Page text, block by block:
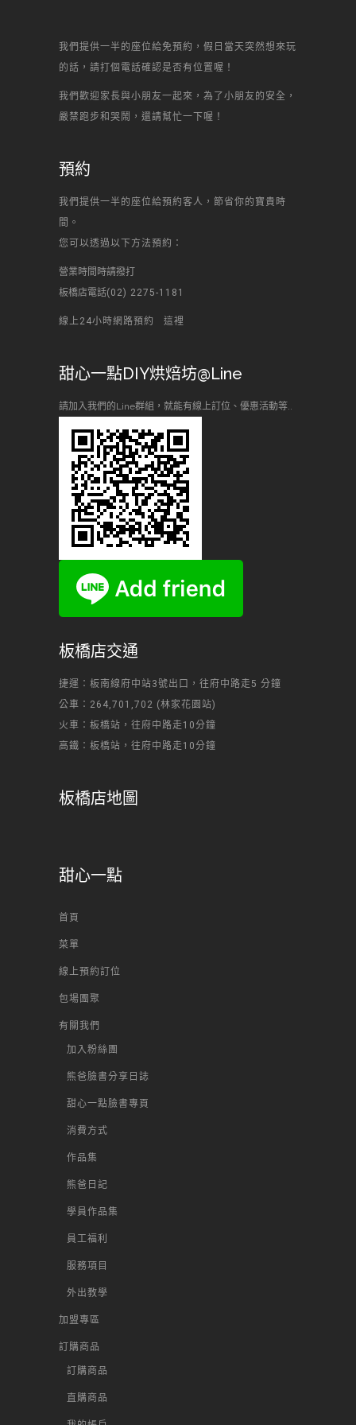
我們提供一半的座位給免預約，假日當天突然想來玩
的話，請打個電話確認是否有位置喔！
我們歡迎家長與小朋友一起來，為了小朋友的安全，
嚴禁跑步和哭鬧，還請幫忙一下喔！
預約
我們提供一半的座位給預約客人，節省你的寶貴時
間。
您可以透過以下方法預約：
營業時間時請撥打
板橋店電話(02) 2275-1181
線上24小時網路預約 這裡
甜心一點DIY烘焙坊@Line
請加入我們的Line群組，就能有線上訂位、優惠活動等..
板橋店交通
捷運：板南線府中站3號出口，往府中路走5 分鐘
公車：264,701,702 (林家花園站)
火車：板橋站，往府中路走10分鐘
高鐵：板橋站，往府中路走10分鐘
板橋店地圖
甜心一點
首頁
菜單
線上預約訂位
包場團聚
有關我們
加入粉絲團
熊爸臉書分享日誌
甜心一點臉書專頁
消費方式
作品集
熊爸日記
學員作品集
員工福利
服務項目
外出教學
加盟專區
訂購商品
訂購商品
直購商品